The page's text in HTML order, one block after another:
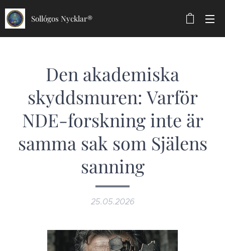
Sollógos Nycklar®
Den akademiska
skyddsmuren: Varför
NDE-forskning inte är
samma sak som Själens
sanning
25.05.2026